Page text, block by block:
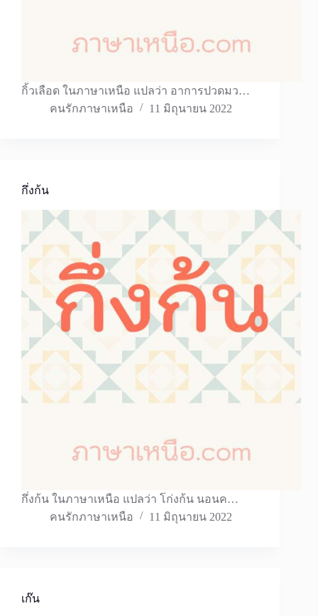
กิ้วเลือด ในภาษาเหนือ แปลว่า อาการปวดมว…
คนรักภาษาเหนือ
11 มิถุนายน 2022
กึ่งก้น
กึ่งก้น ในภาษาเหนือ แปลว่า โก่งก้น นอนค…
คนรักภาษาเหนือ
11 มิถุนายน 2022
เก๊น